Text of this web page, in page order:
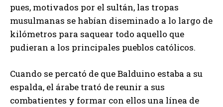
pues, motivados por el sultán, las tropas
musulmanas se habían diseminado a lo largo de
kilómetros para saquear todo aquello que
pudieran a los principales pueblos católicos.
Cuando se percató de que Balduino estaba a su
espalda, el árabe trató de reunir a sus
combatientes y formar con ellos una línea de